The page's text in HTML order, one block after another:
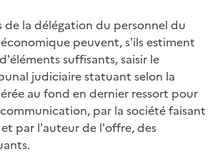
de la délégation du personnel du
peuvent, s'ils estiment
suffisants, saisir le
judiciaire statuant selon la
au fond en dernier ressort pour
par la société faisant
par l'auteur de l'offre, des